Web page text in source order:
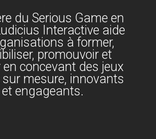
du Serious Game en
Interactive aide
à former,
promouvoir et
en concevant des jeux
sur mesure, innovants
et engageants.